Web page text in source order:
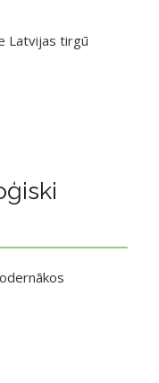
Latvijas tirgū